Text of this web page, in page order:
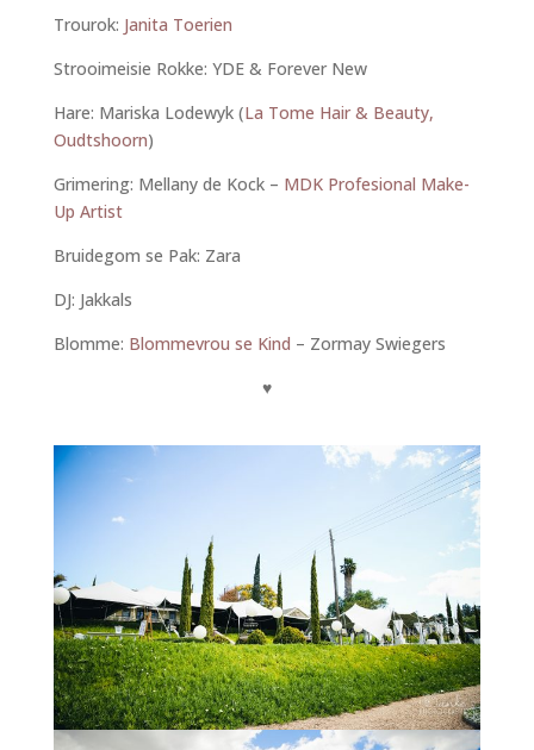
Trourok: Janita Toerien
Strooimeisie Rokke: YDE & Forever New
Hare: Mariska Lodewyk (La Tome Hair & Beauty,
Oudtshoorn)
Grimering: Mellany de Kock – MDK Profesional Make-
Up Artist
Bruidegom se Pak: Zara
DJ: Jakkals
Blomme: Blommevrou se Kind – Zormay Swiegers
♥